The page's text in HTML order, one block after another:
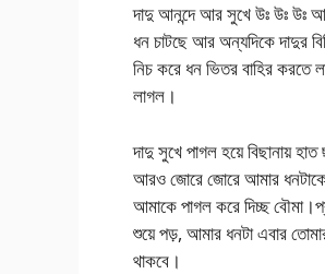
দাদু আনন্দে আর সুখে উঃ উঃ উঃ
ধন চাটছে আর অন্যদিকে দাদুর
নিচ করে ধন ভিতর বাহির
লাগল।
দাদু সুখে পাগল হয়ে বিছানায়
আরও জোরে জোরে আমার ধনটাকে
আমাকে পাগল করে দিচ্ছ
শুয়ে পড়, আমার ধনটা এবার
থাকবে।